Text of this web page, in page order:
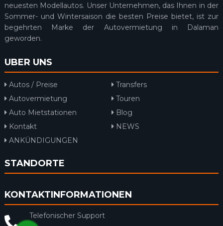
neuesten Modellautos. Unser Unternehmen, das Ihnen in der
Sommer- und Wintersaison die besten Preise bietet, ist zur
begehrten Marke der Autovermietung in Dalaman
geworden.
UBER UNS
Autos / Preise
Transfers
Autovermietung
Touren
Auto Mietstationen
Blog
Kontakt
NEWS
ANKÜNDIGUNGEN
STANDORTE
KONTAKTINFORMATIONEN
Telefonischer Support